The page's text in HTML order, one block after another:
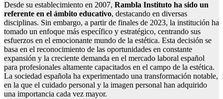
Desde su establecimiento en 2007, Rambla Instituto ha sido un
referente en el ámbito educativo, destacando en diversas
disciplinas. Sin embargo, a partir de finales de 2023, la institución ha
tomado un enfoque más específico y estratégico, centrando sus
esfuerzos en el emocionante mundo de la estética. Esta decisión se
basa en el reconocimiento de las oportunidades en constante
expansión y la creciente demanda en el mercado laboral español
para profesionales altamente capacitados en el campo de la estética.
La sociedad española ha experimentado una transformación notable,
en la que el cuidado personal y la imagen personal han adquirido
una importancia cada vez mayor.